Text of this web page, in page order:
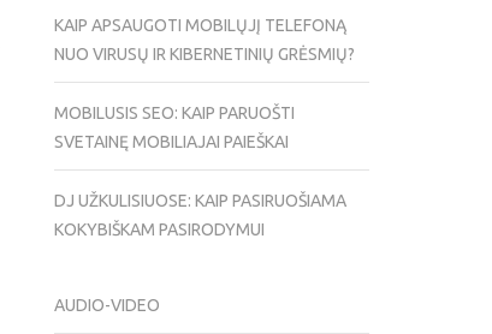
KAIP APSAUGOTI MOBILŲJĮ TELEFONĄ
NUO VIRUSŲ IR KIBERNETINIŲ GRĖSMIŲ?
MOBILUSIS SEO: KAIP PARUOŠTI
SVETAINĘ MOBILIAJAI PAIEŠKAI
DJ UŽKULISIUOSE: KAIP PASIRUOŠIAMA
KOKYBIŠKAM PASIRODYMUI
AUDIO-VIDEO